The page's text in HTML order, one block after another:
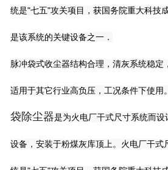
统是"七五"攻关项目，获国务院重大科技
是该系统的关键设备之一．
脉冲袋式收尘器结构合理，清灰系统稳定
适用于其它行业高负压，工况条件下使用
袋除尘器是为火电厂干式尺寸系统而
设备，安装于粉煤灰库顶上。火电厂干式